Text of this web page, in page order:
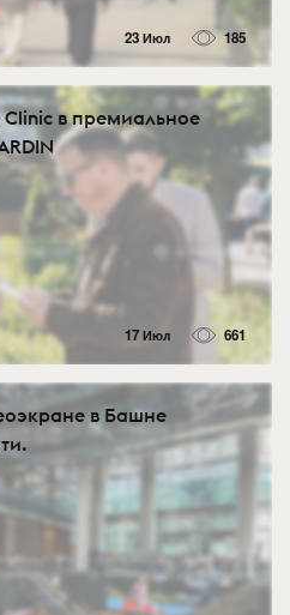
23 Июл 185
в премиальное
17 Июл 661
в Башне